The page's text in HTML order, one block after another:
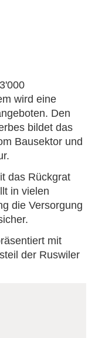
wird eine
Den
bildet das
Bausektor und
das Rückgrat
in vielen
die Versorgung
mit
der Ruswiler